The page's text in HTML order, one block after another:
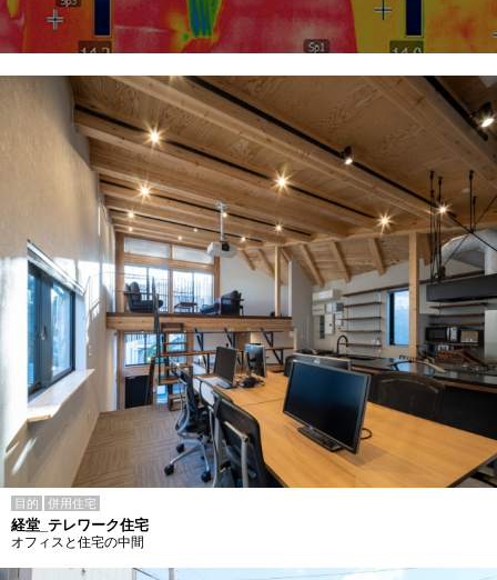
目的 併用住宅
経堂_テレワーク住宅
オフィスと住宅の中間